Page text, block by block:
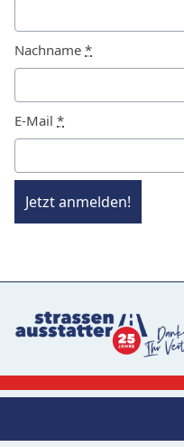
Nachname *
E-Mail *
Jetzt anmelden!